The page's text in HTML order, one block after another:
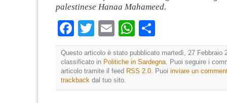
palestinese Hanaa Mahameed.
Facebook
TwitterEmailWhatsApp
Questo articolo è stato pubblicato martedì, 27 Febbraio
classificato in Politiche in Sardegna. Puoi seguire i
articolo tramite il feed RSS 2.0. Puoi inviare un
trackback dal tuo sito.